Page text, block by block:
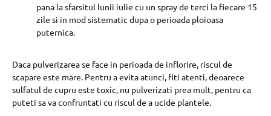
pana la sfarsitul lunii iulie cu un spray de terci la fiecare 15
zile si in mod sistematic dupa o perioada ploioasa
puternica.
Daca pulverizarea se face in perioada de inflorire, riscul de
scapare este mare. Pentru a evita atunci, fiti atenti, deoarece
sulfatul de cupru este toxic, nu pulverizati prea mult, pentru ca
puteti sa va confruntati cu riscul de a ucide plantele.